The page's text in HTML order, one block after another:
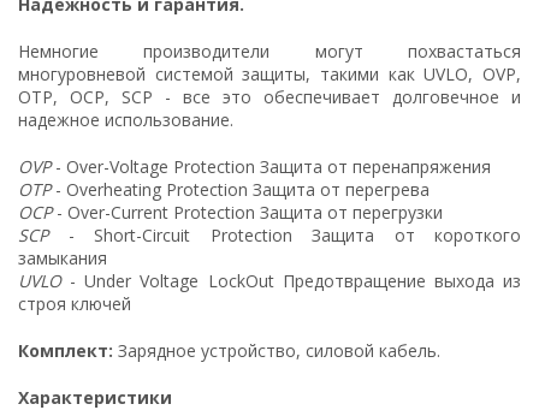
Немногие производители могут похвастаться
многуровневой системой защиты, такими как UVLO, OVP,
OTP, OCP, SCP - все это обеспечивает долговечное и
надежное использование.
OVP- Over-Voltage Protection Защита от перенапряжения
OTP- Overheating Protection Защита от перегрева
OCP- Over-Current Protection Защита от перегрузки
SCP- Short-Circuit Protection Защита от короткого
замыкания
UVLO- Under Voltage LockOut Предотвращение выхода из
строя ключей
Комплект: Зарядное устройство, силовой кабель.
Характеристики